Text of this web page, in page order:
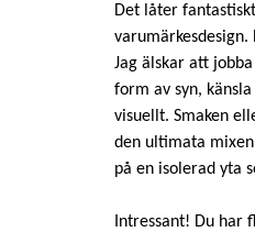
Det låter
Jag älskar att
form av syn,
visuellt. Smaken
den ultimata
på en isolerad yta
Intressant! Du har